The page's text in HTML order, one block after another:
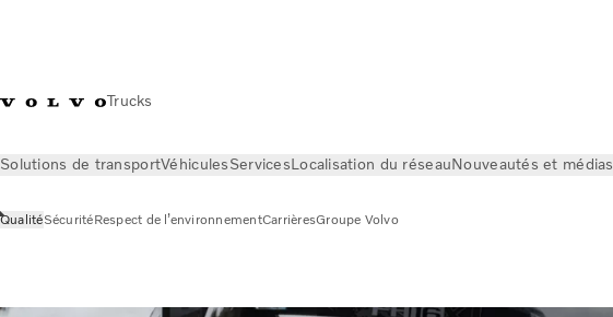
Trucks
Solutions de transportVéhiculesServicesLocalisation du réseauNouveautés et médias
QualitéSécuritéRespect de l’environnementCarrièresGroupe Volvo